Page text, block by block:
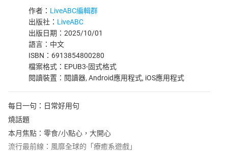
作者： LiveABC編輯群
出版社： LiveABC
出版日期：2025/10/01
語言：中文
ISBN：6913854800280
檔案格式：EPUB3-固式格式
閱讀裝置：閱讀器, Android應用程式, iOS應用程式
每日一句：日常好用句
燒話題
本月焦點：零食/小點心，大開心
流行最前線：風靡全球的「療癒系遊戲」